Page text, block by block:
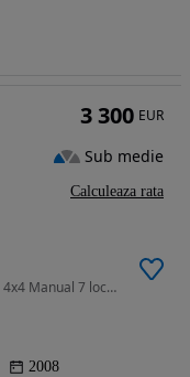
2179 cm3 • 156 CP • Peugeot 4007 2.2 Diesel 4x4 Manual 7 locuri
2008
3 300 EUR
Sub medie
Calculeaza rata